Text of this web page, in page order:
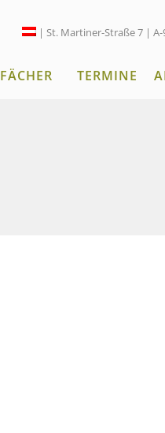
| St. Martiner-Straße 7 | A-
FÄCHER TERMINE